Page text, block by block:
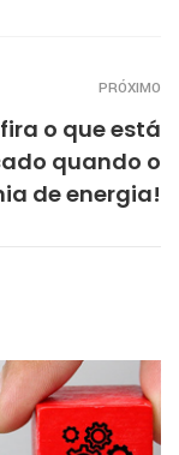
PRÓXIMO
o que está
quando o
de energia!